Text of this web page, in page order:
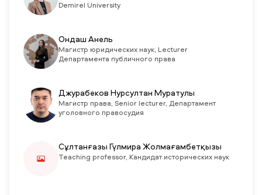
Demirel University
Ондаш Анель
Магистр юридических наук, Lecturer
Департамента публичного права
Джурабеков Нурсултан Муратулы
Магистр права, Senior lecturer, Департамент
уголовного правосудия
Сұлтанғазы Гүлмира Жолмағамбетқызы
Teaching professor, Кандидат исторических наук